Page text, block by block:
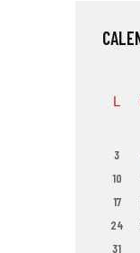
L
3
10
17
24
31